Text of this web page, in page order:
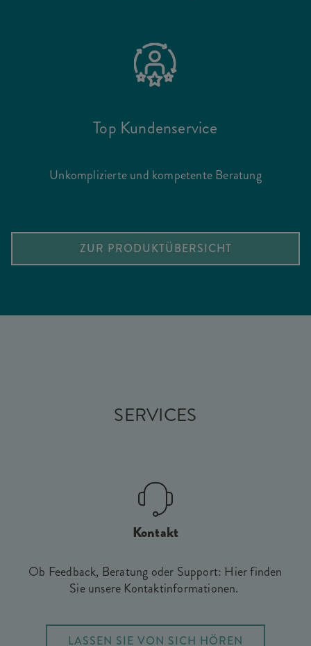
Top Kundenservice
Unkomplizierte und kompetente Beratung
ZUR PRODUKTÜBERSICHT
SERVICES
Kontakt
Ob Feedback, Beratung oder Support: Hier finden
Sie unsere Kontaktinformationen.
LASSEN SIE VON SICH HÖREN